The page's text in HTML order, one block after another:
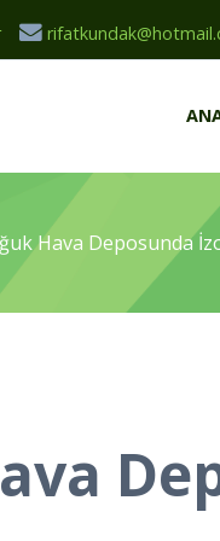
Hava Deposunda